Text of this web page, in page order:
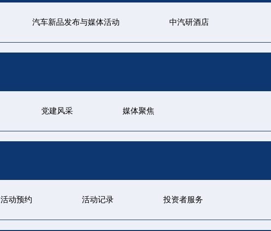
汽车新品发布与媒体活动 中汽研酒店
党建风采 媒体聚焦
活动预约 活动记录 投资者服务